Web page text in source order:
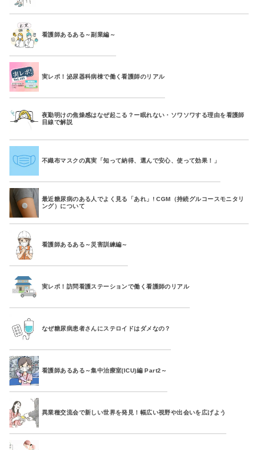
看護師あるある～副業編～
実レポ！泌尿器科病棟で働く看護師のリアル
夜勤明けの焦燥感はなぜ起こる？ー眠れない・ソワソワする理由を看護師
目線で解説
不織布マスクの真実「知って納得、選んで安心、使って効果！」
最近糖尿病のある人でよく見る「あれ」! CGM（持続グルコースモニタリ
ング）について
看護師あるある～災害訓練編～
実レポ！訪問看護ステーションで働く看護師のリアル
なぜ糖尿病患者さんにステロイドはダメなの？
看護師あるある～集中治療室(ICU)編 Part2～
異業種交流会で新しい世界を発見！幅広い視野や出会いを広げよう